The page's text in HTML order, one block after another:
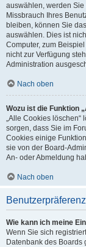
auswählen, werden
Missbrauch Ihres
bleiben, können Sie
auswählen. Dies ist
Computer, zum
nicht zur Verfügung
Administration
Nach oben
Wozu ist die Funktion
„Alle Cookies löschen“
sorgen, dass Sie im
Cookies einige
sie von der Board-
An- oder Abmeldung
Nach oben
Wie kann ich meine
Wenn Sie sich
Datenbank des Boards